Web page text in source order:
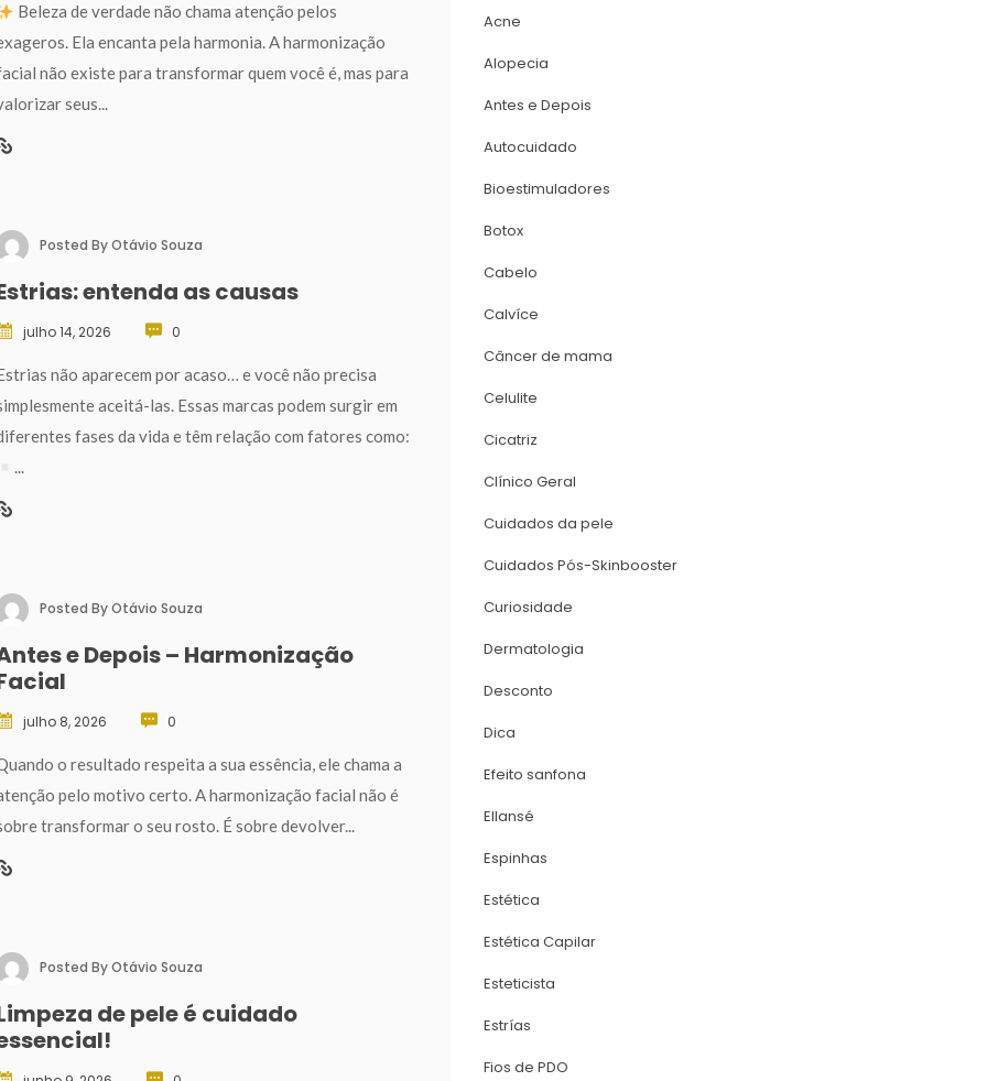
Beleza de verdade não chama atenção pelos
Ela encanta pela harmonia. A harmonização
não existe para transformar quem você é, mas para
seus...
Posted By Otávio Souza
entenda as causa
julho 14, 2026 0
não aparecem por acaso… e você não precisa
aceitá-las. Essas marcas podem surgir em
fases da vida e têm relação com fatores como:
...
Posted By Otávio Souza
e Depois – Harmonização
julho 8, 2026 0
o resultado respeita a sua essência, ele chama a
pelo motivo certo. A harmonização facial não é
transformar o seu rosto. É sobre devolver...
Posted By Otávio Souza
de pele é cuidado
Acne
Alopecia
Antes e Depoi
Autocuidado
Bioestimuladore
Botox
Cabelo
Calvíce
Câncer de mama
Celulite
Cicatriz
Clínico Geral
Cuidados da pele
Cuidados Pós-Skinbooster
Curiosidade
Dermatologia
Desconto
Dica
Efeito sanfona
Ellansé
Espinha
Estética
Estética Capilar
Esteticista
Estría
Fios de PDO